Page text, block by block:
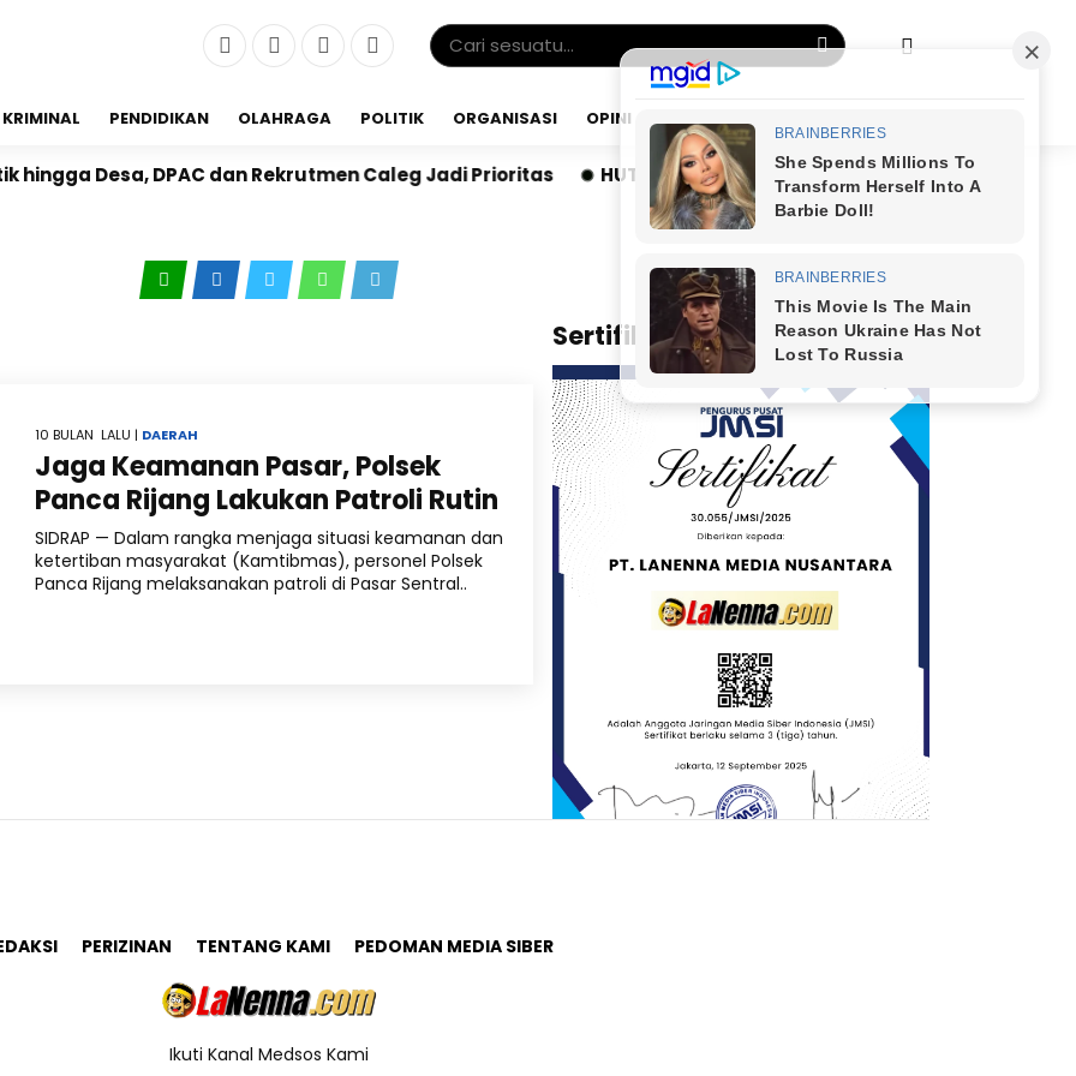
KRIMINAL PENDIDIKAN OLAHRAGA POLITIK ORGANISASI OPINI
Desa, DPAC dan Rekrutmen Caleg Jadi Prioritas HUT ke-3 RS Adinda Medical Centre, SAMA-AI
10 BULAN LALU | DAERAH
Jaga Keamanan Pasar, Polsek
Panca Rijang Lakukan Patroli Rutin
SIDRAP — Dalam rangka menjaga situasi keamanan dan
ketertiban masyarakat (Kamtibmas), personel Polsek
Panca Rijang melaksanakan patroli di Pasar Sentral..
Sertifikat JMSI
x
PERIZINAN TENTANG KAMI PEDOMAN MEDIA SIBER
Ikuti Kanal Medsos Kami